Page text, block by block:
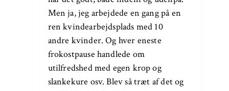
Men ja, jeg arbejdede en gang på en
ren kvindearbejdsplads med 10
andre kvinder. Og hver eneste
frokostpause handlede om
utilfredshed med egen krop og
slankekure osv. Blev så træt af det og